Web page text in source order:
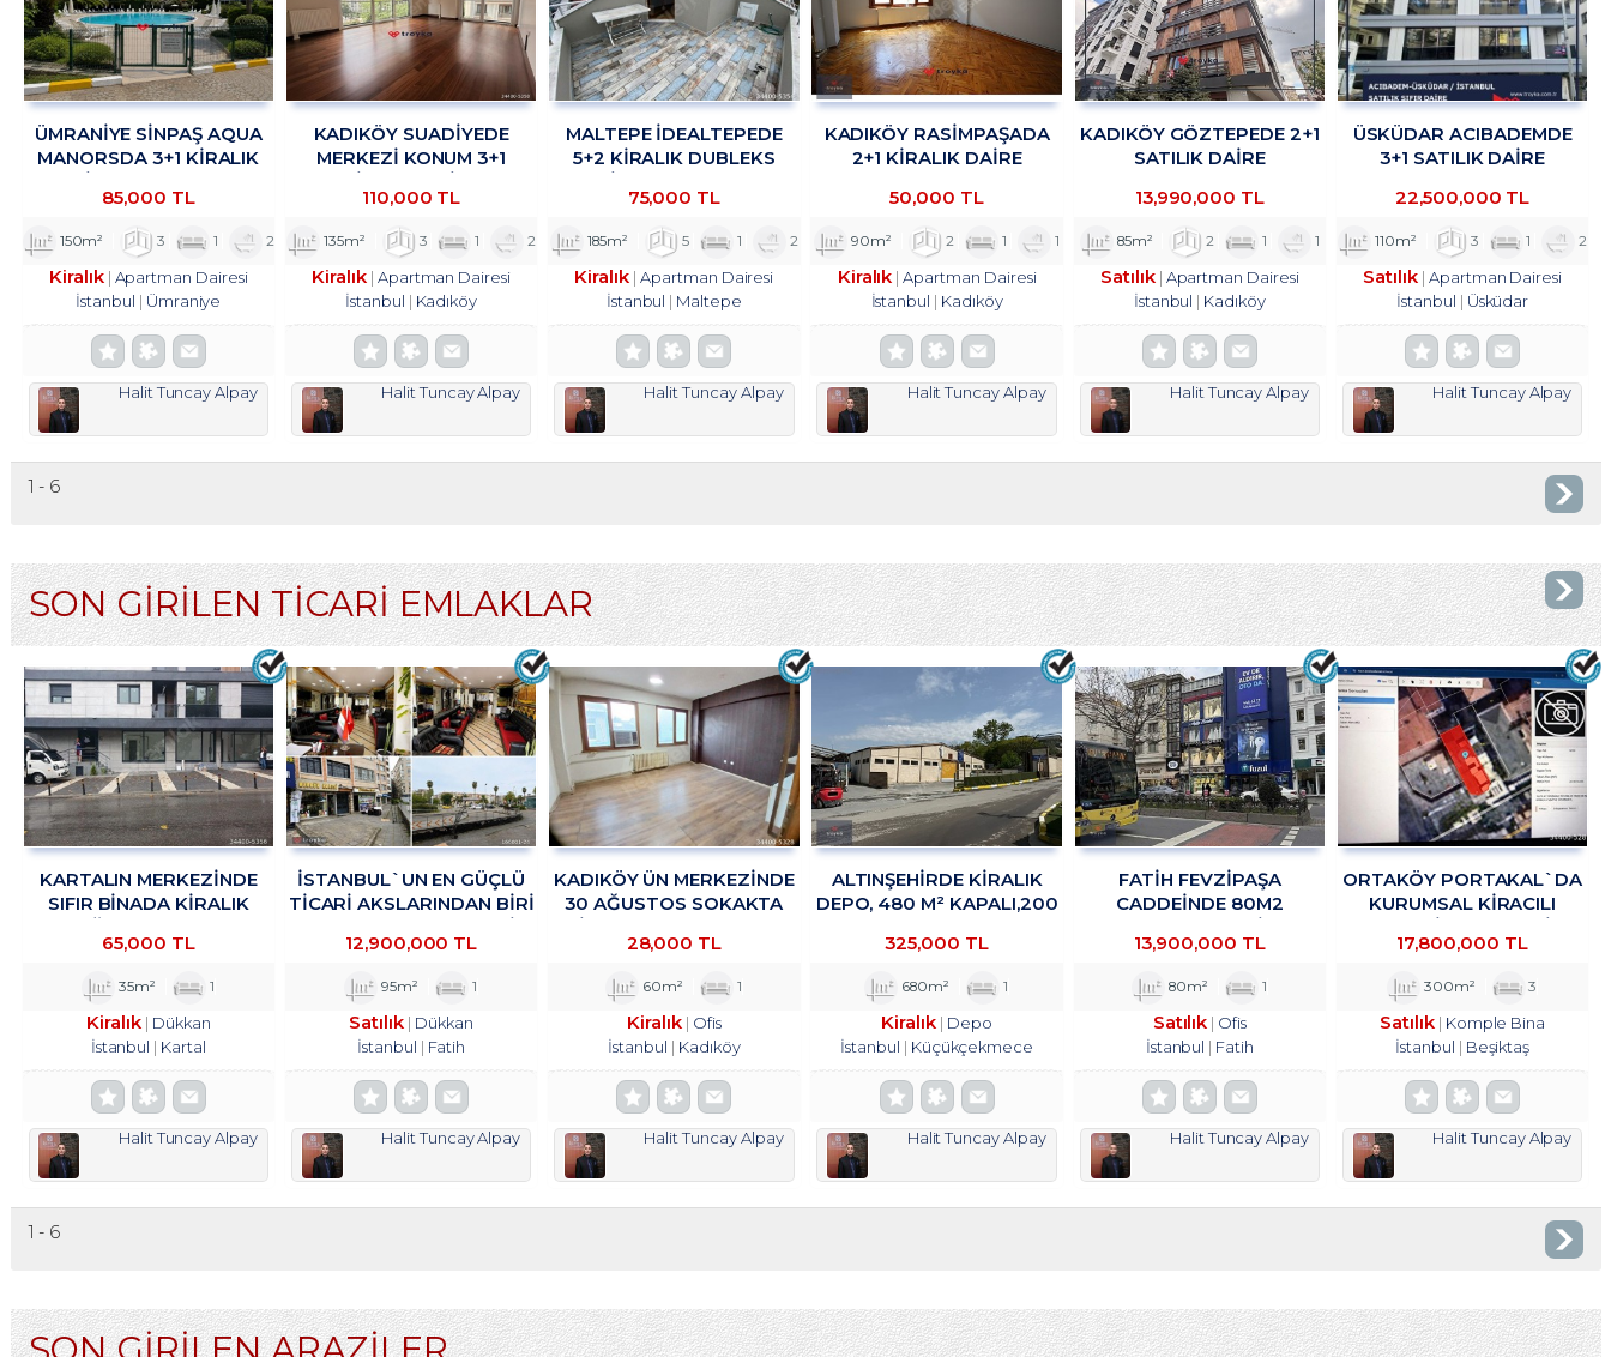
ÜMRANİYE SİNPAŞ AQUA
MANORSDA 3+1 KİRALIK
85,000 TL
150m² 3 1 2
Kiralık Apartman Dairesi
İstanbul
Ümraniye
Halit Tuncay Alpay
KADIKÖY SUADİYEDE
MERKEZİ KONUM 3+1
TROYKADAN
110,000 TL
135m² 3 1 2
Kiralık Apartman Dairesi
İstanbul
Kadıköy
Halit Tuncay Alpay
MALTEPE İDEALTEPEDE
5+2 KİRALIK DUBLEKS
75,000 TL
185m² 5 1 2
Kiralık Apartman Dairesi
İstanbul
Maltepe
Halit Tuncay Alpay
KADIKÖY RASİMPAŞADA
2+1 KİRALIK DAİRE
50,000 TL
90m² 2 1 1
Kiralık Apartman Dairesi
İstanbul
Kadıköy
Halit Tuncay Alpay
KADIKÖY GÖZTEPEDE 2+1
SATILIK DAİRE
13,990,000 TL
85m² 2 1 1
Satılık Apartman Dairesi
İstanbul
Kadıköy
Halit Tuncay Alpay
ÜSKÜDAR ACIBADEMDE
3+1 SATILIK DAİRE
22,500,000 TL
110m² 3 1 2
Satılık Apartman Dairesi
İstanbul
Üsküdar
Halit Tuncay Alpay
1 - 6
SON GİRİLEN TİCARİ EMLAKLAR
KARTALIN MERKEZİNDE
SIFIR BİNADA KİRALIK
TROYKADAN.
65,000 TL
35m² 1
Kiralık
Dükkan
İstanbul
Kartal
Halit Tuncay Alpay
İSTANBUL`UN EN GÜÇLÜ
TICARI AKSLARINDAN BIRI
ÜZERINDE, HISTORIA AVM
KARŞISINDA
12,900,000 TL
95m² 1
Satılık
Dükkan
İstanbul
Fatih
Halit Tuncay Alpay
KADIKÖY ÜN MERKEZİNDE
30 AĞUSTOS SOKAKTA
UYGUN 1+1 KİRALIK
TROYKADAN
28,000 TL
60m² 1
Kiralık
Ofis
İstanbul
Kadıköy
Halit Tuncay Alpay
ALTINŞEHIRDE KIRALIK
DEPO, 480 M² KAPALI,200
325,000 TL
680m² 1
Kiralık
Depo
İstanbul
Küçükçekmece
Halit Tuncay Alpay
FATİH FEVZİPAŞA
CADDEİNDE 80M2
TROYKADAN
13,900,000 TL
80m² 1
Satılık
Ofis
İstanbul
Fatih
Halit Tuncay Alpay
ORTAKÖY PORTAKAL`DA
KURUMSAL KIRACILI
TROYKADAN
17,800,000 TL
300m² 3
Satılık
Komple Bina
İstanbul
Beşiktaş
Halit Tuncay Alpay
1 - 6